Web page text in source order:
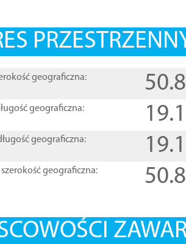
geograficzna:
geograficzna:
geograficzna:
geograficzna: